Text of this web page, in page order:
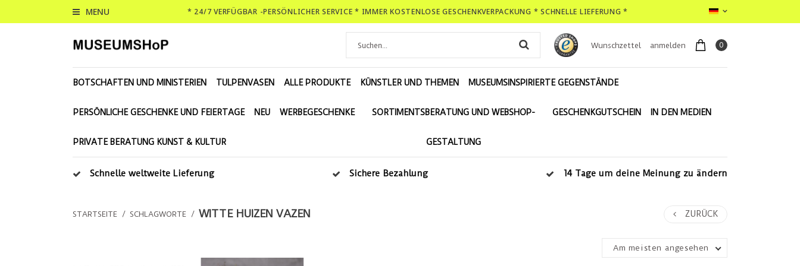
MENU * 24/7 VERFÜGBAR -PERSÖNLICHER SERVICE * IMMER KOSTENLOSE GESCHENKVERPACKUNG * SCHNELLE LIEFERUNG *
Wunschzettel anmelden 0
BOTSCHAFTEN UND MINISTERIEN TULPENVASEN ALLE PRODUKTE KÜNSTLER UND THEMEN MUSEUMSINSPIRIERTE GEGENSTÄNDE
PERSÖNLICHE GESCHENKE UND FEIERTAGE NEU WERBEGESCHENKE SORTIMENTSBERATUNG UND WEBSHOP-
GESTALTUNG
GESCHENKGUTSCHEIN IN DEN MEDIEN
PRIVATE BERATUNG KUNST & KULTUR
Schnelle weltweite Lieferung Sichere Bezahlung 14 Tage um deine Meinung zu ändern
STARTSEITE / SCHLAGWORTE / WITTE HUIZEN VAZEN ZURÜCK
Am meisten angesehen